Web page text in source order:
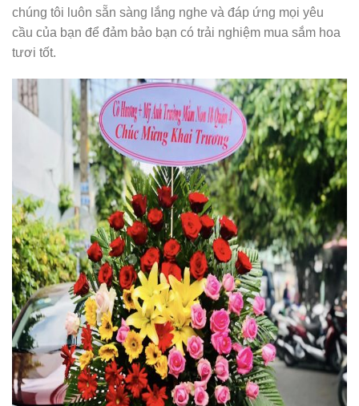
chúng tôi luôn sẵn sàng lắng nghe và đáp ứng mọi yêu
cầu của bạn để đảm bảo bạn có trải nghiệm mua sắm hoa
tươi tốt.